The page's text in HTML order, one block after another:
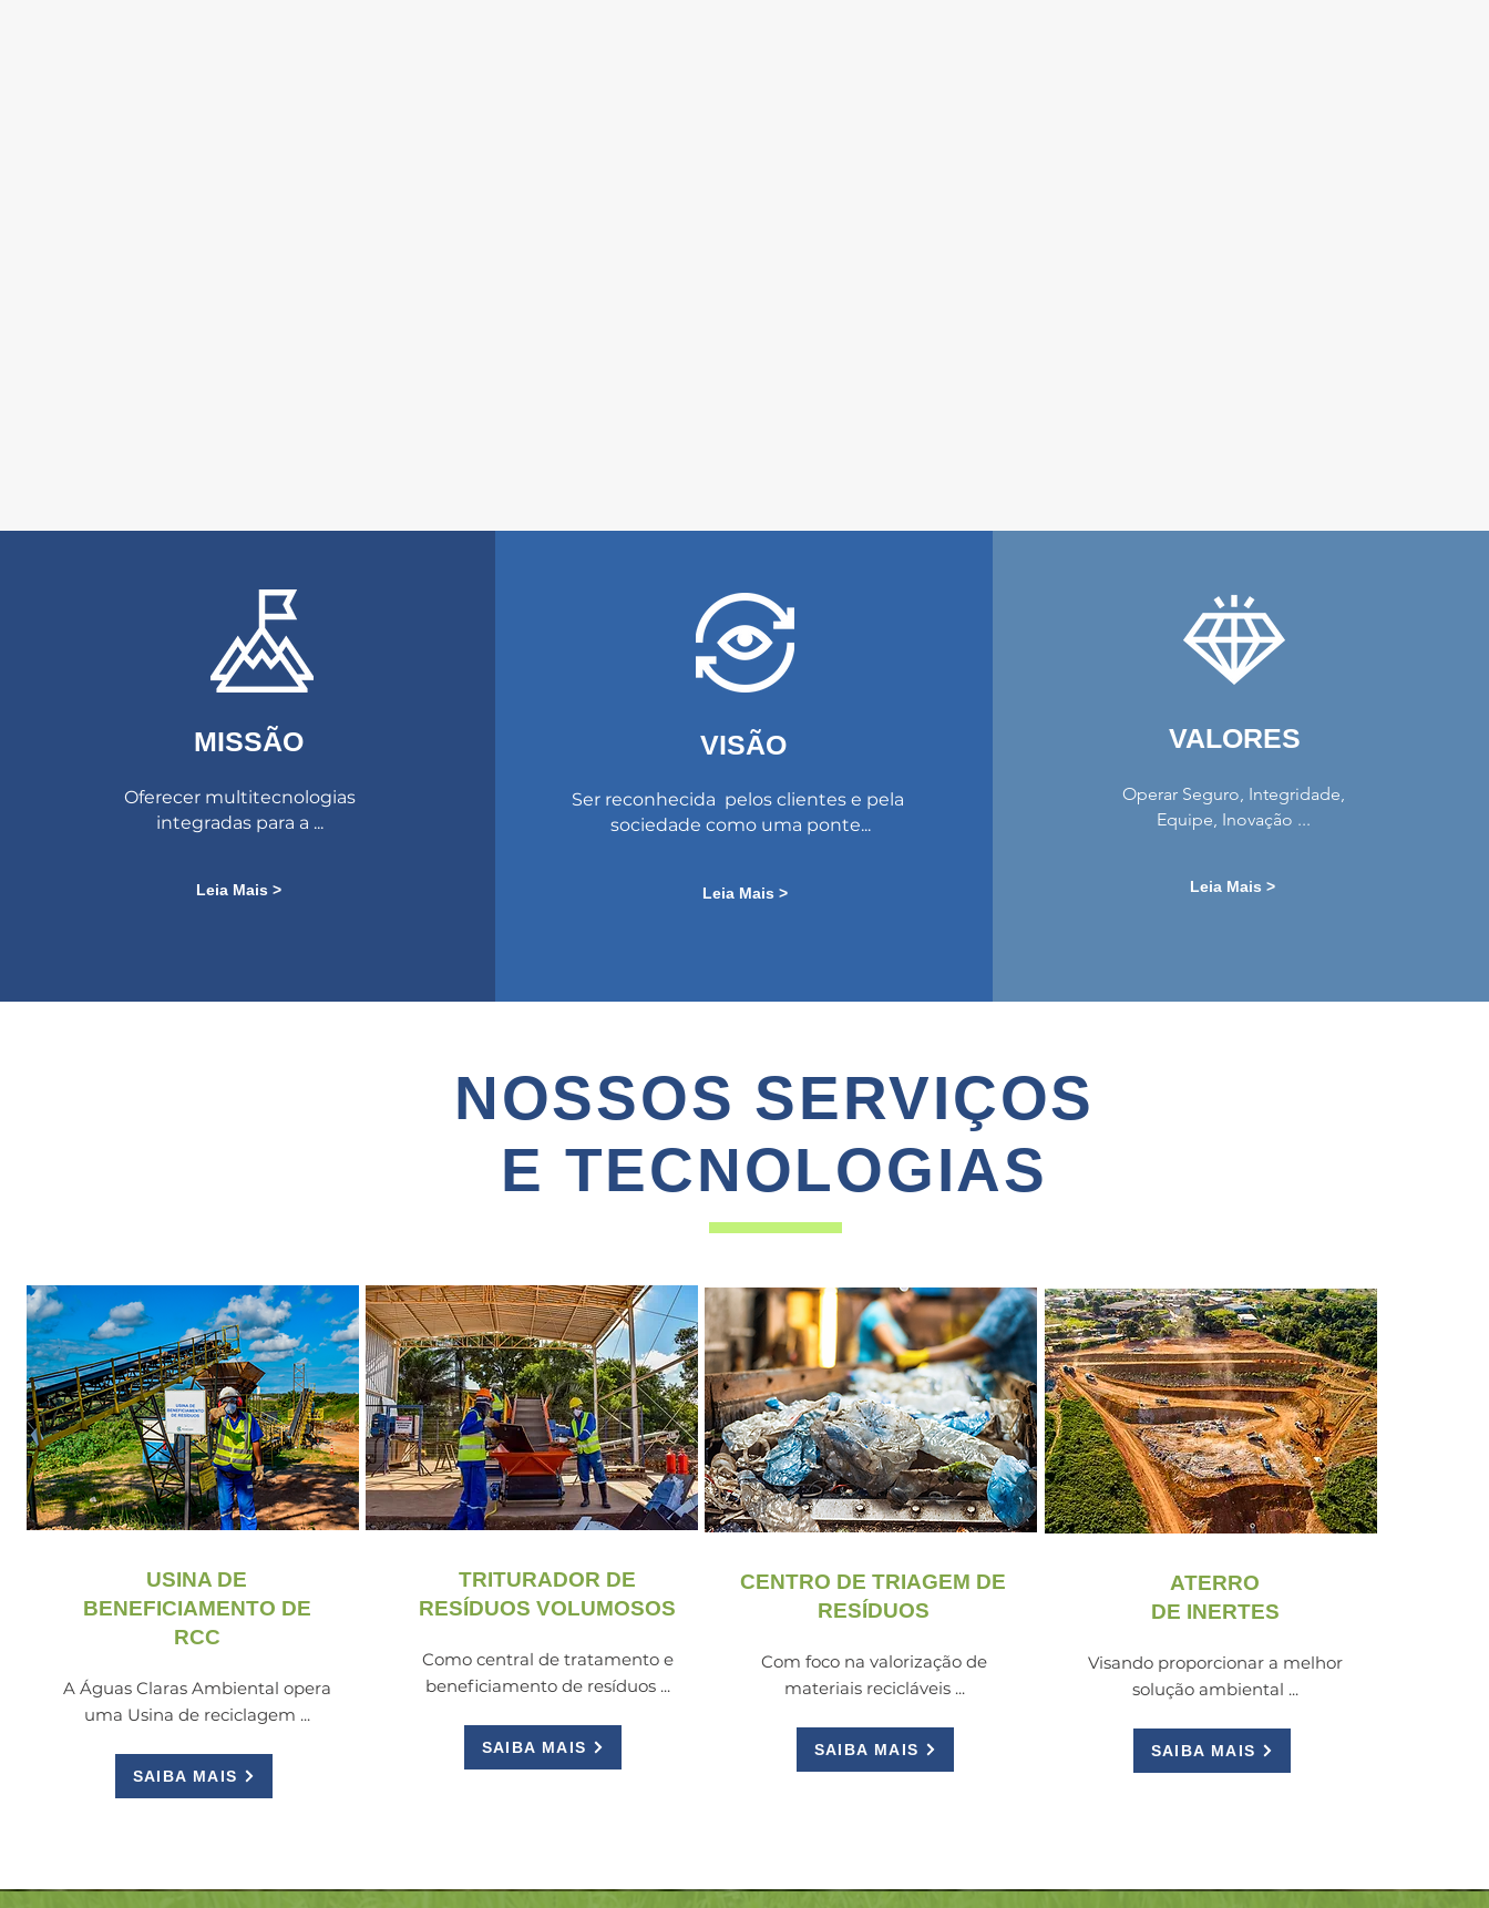
MISSÃO
Oferecer multitecnologias
integradas para a ...
Leia Mais >
VISÃO
Ser reconhecida pelos clientes e pela
sociedade como uma ponte...
Leia Mais >
VALORES
Operar Seguro, Integridade,
Equipe, Inovação ...
Leia Mais >
NOSSOS SERVIÇOS
E TECNOLOGIAS
USINA DE
BENEFICIAMENTO DE
RCC
A Águas Claras Ambiental opera
uma Usina de reciclagem ...
SAIBA MAIS
TRITURADOR DE
RESÍDUOS VOLUMOSOS
Como central de tratamento e
beneficiamento de resíduos ...
SAIBA MAIS
CENTRO DE TRIAGEM DE
RESÍDUOS
Com foco na valorização de
materiais recicláveis ...
SAIBA MAIS
ATERRO
DE INERTES
Visando proporcionar a melhor
solução ambiental ...
SAIBA MAIS